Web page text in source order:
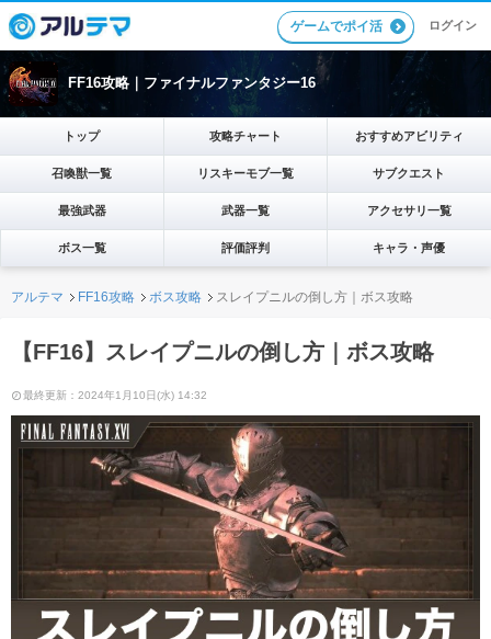
ゲームでポイ活 ログイン
FF16攻略｜ファイナルファンタジー16
トップ 攻略チャート おすすめアビリティ
召喚獣一覧 リスキーモブ一覧 サブクエスト
最強武器 武器一覧 アクセサリ一覧
ボス一覧 評価評判 キャラ・声優
アルテマ FF16攻略 ボス攻略 スレイプニルの倒し方｜ボス攻略
【FF16】スレイプニルの倒し方｜ボス攻略
最終更新：2024年1月10日(水) 14:32